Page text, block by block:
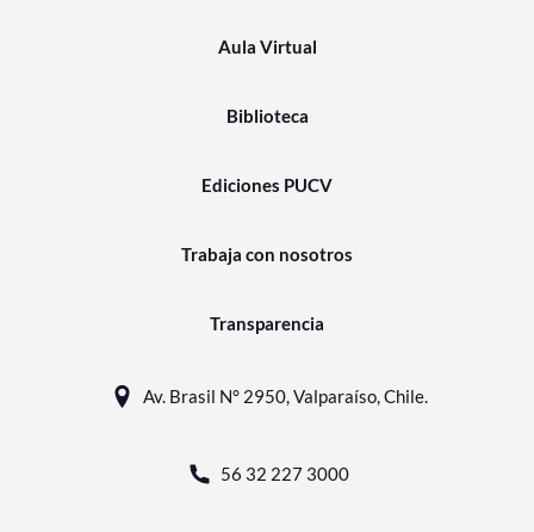
Aula Virtual
Biblioteca
Ediciones PUCV
Trabaja con nosotros
Transparencia
Av. Brasil N° 2950, Valparaíso, Chile.
56 32 227 3000